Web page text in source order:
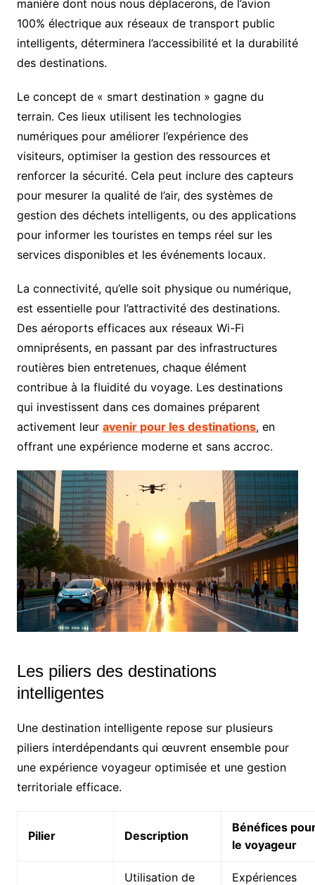
manière dont nous nous déplacerons, de l’avion
100% électrique aux réseaux de transport public
intelligents, déterminera l’accessibilité et la durabilité
des destinations.
Le concept de « smart destination » gagne du
terrain. Ces lieux utilisent les technologies
numériques pour améliorer l’expérience des
visiteurs, optimiser la gestion des ressources et
renforcer la sécurité. Cela peut inclure des capteurs
pour mesurer la qualité de l’air, des systèmes de
gestion des déchets intelligents, ou des applications
pour informer les touristes en temps réel sur les
services disponibles et les événements locaux.
La connectivité, qu’elle soit physique ou numérique,
est essentielle pour l’attractivité des destinations.
Des aéroports efficaces aux réseaux Wi-Fi
omniprésents, en passant par des infrastructures
routières bien entretenues, chaque élément
contribue à la fluidité du voyage. Les destinations
qui investissent dans ces domaines préparent
activement leur avenir pour les destinations, en
offrant une expérience moderne et sans accroc.
Les piliers des destinations
intelligentes
Une destination intelligente repose sur plusieurs
piliers interdépendants qui œuvrent ensemble pour
une expérience voyageur optimisée et une gestion
territoriale efficace.
Pilier Description
Bénéfices
le voyageur
Utilisation de Expériences